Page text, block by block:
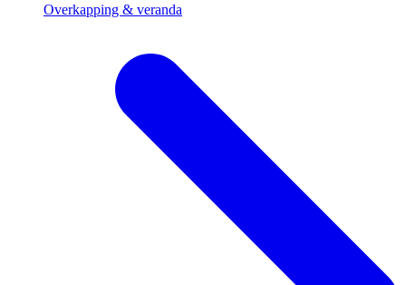
Overkapping & veranda